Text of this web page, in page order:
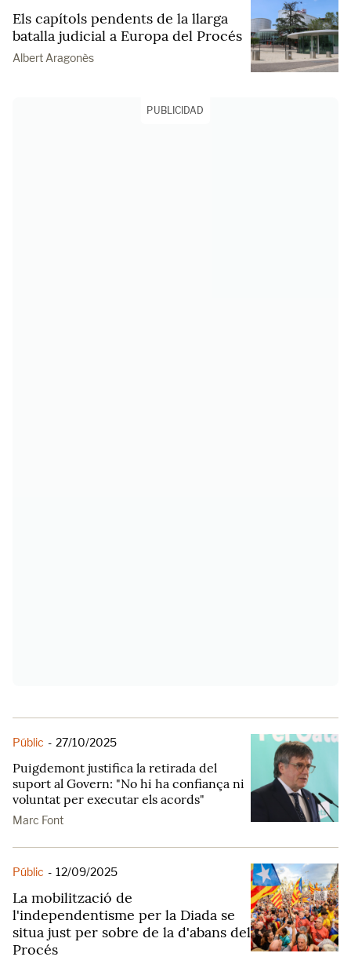
Els capítols pendents de la llarga
batalla judicial a Europa del Procés
Albert Aragonès
PUBLICIDAD
Públic - 27/10/2025
Puigdemont justifica la retirada del
suport al Govern: "No hi ha confiança ni
voluntat per executar els acords"
Marc Font
Públic - 12/09/2025
La mobilització de
l'independentisme per la Diada se
situa just per sobre de la d'abans del
Procés